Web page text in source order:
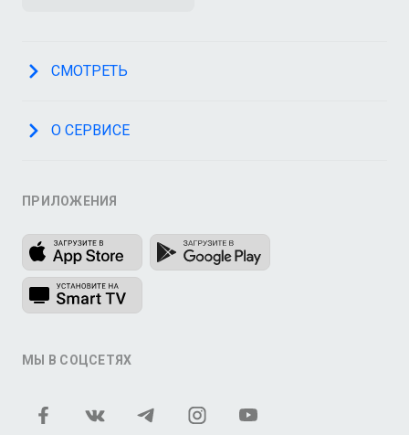
СМОТРЕТЬ
О СЕРВИСЕ
ПРИЛОЖЕНИЯ
МЫ В СОЦСЕТЯХ